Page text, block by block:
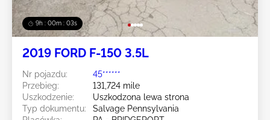
9h : 00m : 01s
2019 FORD F-150 3.5L
Nr pojazdu:
45******
Przebieg:
131,724 mile
Uszkodzenie:
Uszkodzona lewa strona
Typ dokumentu:
Salvage Pennsylvania